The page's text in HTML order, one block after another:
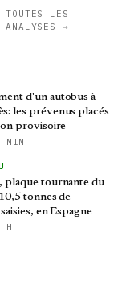
TOUTES LES
ANALYSES →
d'un autobus à
les prévenus placés
provisoire
plaque tournante du
tonnes de
haschisch saisies, en Espagne
H